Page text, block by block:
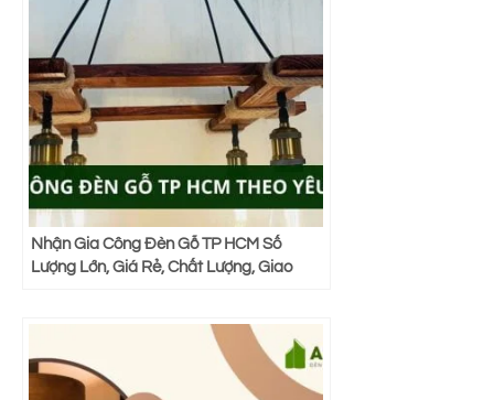
Nhận Gia Công Đèn Gỗ TP HCM Số
Lượng Lớn, Giá Rẻ, Chất Lượng, Giao